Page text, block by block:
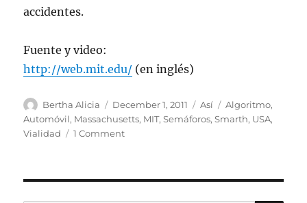
accidentes.
Fuente y video:
http://web.mit.edu/ (en inglés)
Author
Bertha Alicia
Posted
on
December 1, 2011 Categories
Así Tags
Algoritmo,
Automóvil, Massachusetts, MIT,Semáforos,Smarth, USA,
Vialidad
1 Commenton